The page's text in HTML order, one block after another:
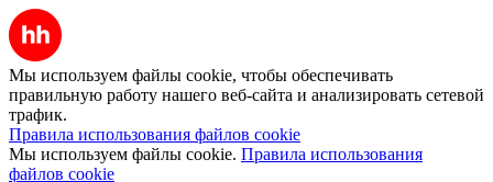
Мы используем файлы cookie, чтобы обеспечивать
правильную работу нашего веб-сайта и анализировать сетевой
трафик.
Правила использования файлов cookie
Мы используем файлы cookie. Правила использования
файлов cookie